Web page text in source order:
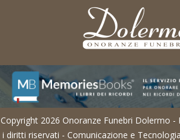
Copyright 2026 Onoranze Funebri Dolermo -
i diritti riservati - Comunicazione e